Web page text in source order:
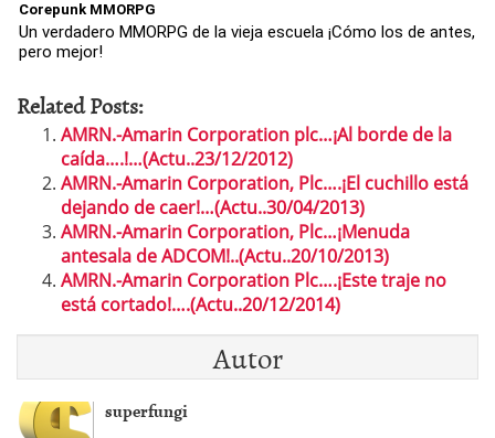
Corepunk MMORPG
Un verdadero MMORPG de la vieja escuela ¡Cómo los de antes,
pero mejor!
Related Posts:
AMRN.-Amarin Corporation plc…¡Al borde de la
caída….!…(Actu..23/12/2012)
AMRN.-Amarin Corporation, Plc….¡El cuchillo está
dejando de caer!…(Actu..30/04/2013)
AMRN.-Amarin Corporation, Plc…¡Menuda
antesala de ADCOM!..(Actu..20/10/2013)
AMRN.-Amarin Corporation Plc….¡Este traje no
está cortado!….(Actu..20/12/2014)
Autor
superfungi